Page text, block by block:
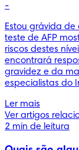
-
Estou grávida
teste de AFP
riscos destes
encontrará
gravidez e da
especialistas do
Ler mais
Ver artigos
2 min de leitura